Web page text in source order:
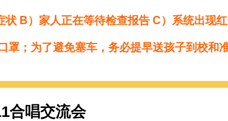
）家人正在等待检查报告 C）系统出现红色
为了避免塞车，务必提早送孩子到校和准时
合唱交流会